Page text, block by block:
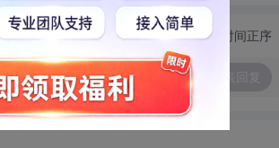
切换为时间正序